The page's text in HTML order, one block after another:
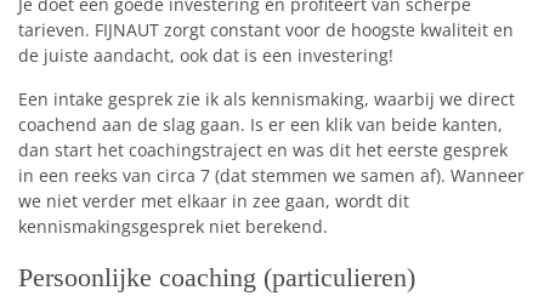
o
tarieven. FIJNAUT zorgt constant voor de hoogste kwaliteit en
de juiste aandacht, ook dat is een investering!
Een intake gesprek zie ik als kennismaking, waarbij we direct
coachend aan de slag gaan. Is er een klik van beide kanten,
dan start het coachingstraject en was dit het eerste gesprek
in een reeks van circa 7 (dat stemmen we samen af). Wanneer
we niet verder met elkaar in zee gaan, wordt dit
kennismakingsgesprek niet berekend.
Persoonlijke coaching (particulieren)